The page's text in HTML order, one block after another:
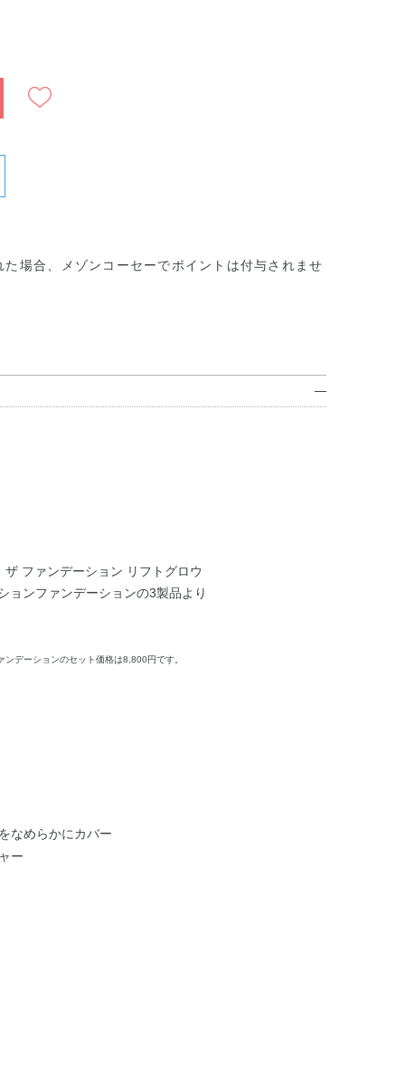
場合、メゾンコーセーでポイントは付与されませ
ファンデーション リフトグロウ
ョンファンデーションの3製品より
デーションのセット価格は8,800円です。
なめらかにカバー
ー